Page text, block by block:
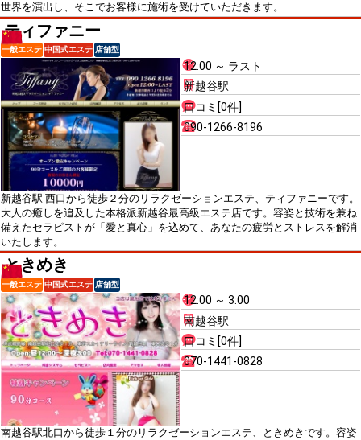
世界を演出し、そこでお客様に施術を受けていただきます。
ティファニー
一般エステ 中国式エステ 店舗型
12:00 ～ ラスト
新越谷駅
口コミ[0件]
090-1266-8196
新越谷駅 西口から徒歩２分のリラクゼーションエステ、ティファニーです。
大人の癒しを追及した本格派新越谷最高級エステ店です。容姿と技術を兼ね
備えたセラピストが「愛と真心」を込めて、あなたの疲労とストレスを解消
いたします。
ときめき
一般エステ 中国式エステ 店舗型
12:00 ～ 3:00
南越谷駅
口コミ[0件]
070-1441-0828
南越谷駅北口から徒歩１分のリラクゼーションエステ、ときめきです。容姿